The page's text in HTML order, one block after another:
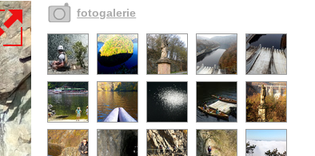
fotogalerie